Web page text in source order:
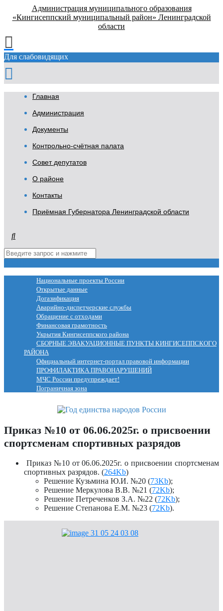
Администрация муниципального образования
«Кингисеппский муниципальный район» Ленинградской
области
Для слабовидящих
Главная
Администрация
Документы
Контрольно-счётная палата
Совет депутатов
О районе
Контакты
Приёмная Губернатора Ленинградской области
Национальные проекты России
Открытые данные
Догазификация
Аварийно-диспетчерские службы
Обращение с отходами
Финансовая грамотность
Укрытия Кингисеппского района
СБОРНЫЕ ЭВАКУАЦИОННЫЕ ПУНКТЫ КИНГИСЕППСКОГО
РАЙОНА
Официальный интернет-портал правовой информации
ПРОФИЛАКТИКА ПРАВОНАРУШЕНИЙ
МЧС России предупреждает!
Пограничная зона
Приказ №10 от 06.06.2025г. о присвоении
спортсменам спортивных разрядов
Приказ №10 от 06.06.2025г. о присвоении спортсменам
спортивных разрядов. (264Kb)
Решение Кузьмина Ю.И. №20 (73Kb);
Решение Меркулова В.В. №21 (72Kb);
Решение Петреченков З.А. №22 (72Kb);
Решение Степанова Е.М. №23 (72Kb).